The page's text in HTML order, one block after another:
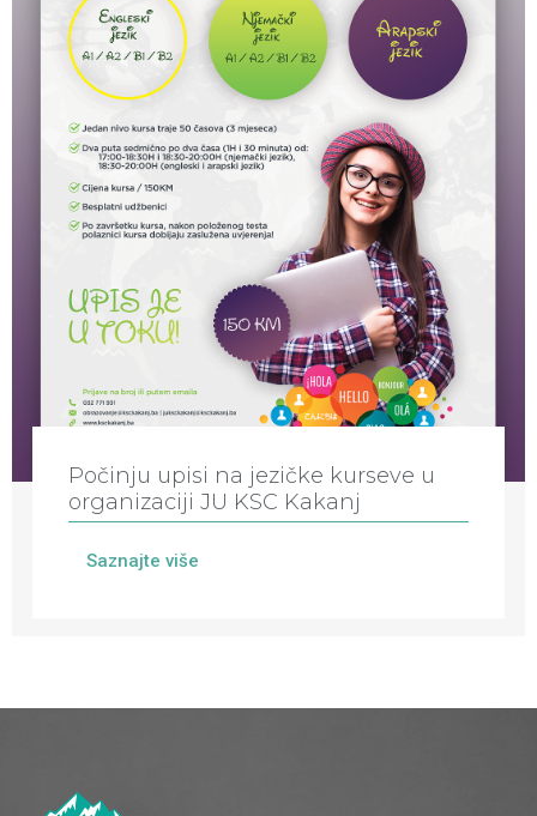
Počinju upisi na jezičke kurseve u
organizaciji JU KSC Kakanj
Saznajte više